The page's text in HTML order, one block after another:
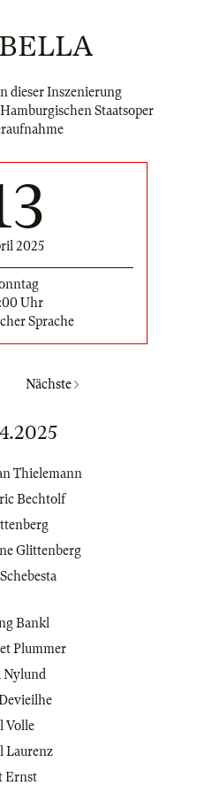
dieser Inszenierung
Staatsoper
2025
Uhr
Sprache
Nächste
Thielemann
Bechtolf
Glittenberg
Bankl
Plummer
Nylund
Volle
Laurenz
Ernst